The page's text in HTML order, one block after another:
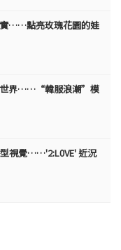
……點亮玫瑰花園的娃
世界……“韓服浪潮”模
視覺……'2:L0VE' 近況